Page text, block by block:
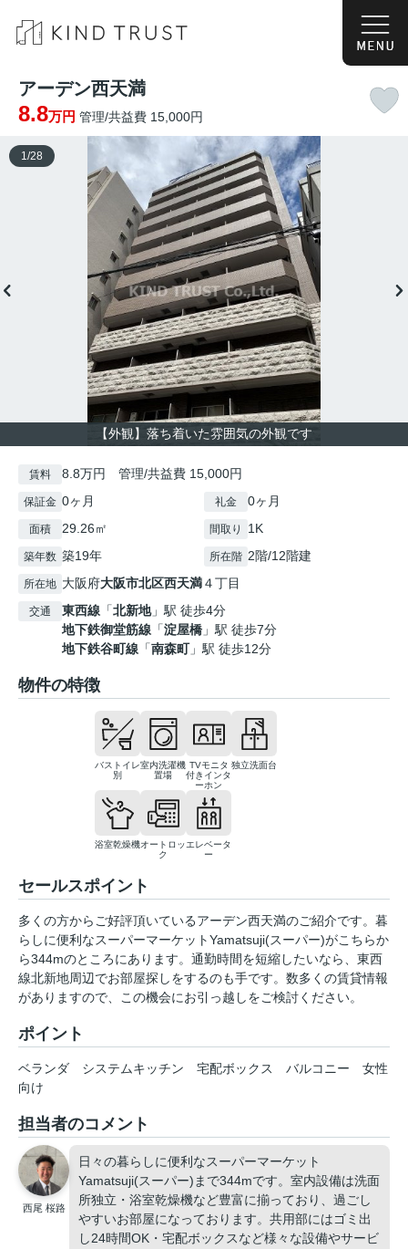
アーデン西天満
8.8万円 管理/共益費 15,000円
【外観】落ち着いた雰囲気の外観です
1 /28
賃料 8.8万円 管理/共益費 15,000円
保証金 0ヶ月 礼金 0ヶ月
面積 29.26㎡ 間取り 1K
築年数 築19年 所在階 2階/12階建
所在地 大阪府大阪市北区西天満４丁目
交通 東西線 「北新地」駅 徒歩4分
地下鉄御堂筋線 「淀屋橋 」駅 徒歩7分
地下鉄谷町線 「南森町」駅 徒歩12分
物件の特徴
バストイレ
別
室内洗濯機
置場
TVモニタ
付きインタ
ーホン
独立洗面台
浴室乾燥機オートロッ
ク
エレベータ
ー
セールスポイント
多くの方からご好評頂いているアーデン西天満のご紹介です。暮
らしに便利なスーパーマーケットYamatsuji(スーパー)がこちらか
ら344mのところにあります。通勤時間を短縮したいなら、東西
線北新地周辺でお部屋探しをするのも手です。数多くの賃貸情報
がありますので、この機会にお引っ越しをご検討ください。
ポイント
ベランダ システムキッチン 宅配ボックス バルコニー
女性
向け
担当者のコメント
西尾 桜路
日々の暮らしに便利なスーパーマーケット
Yamatsuji(スーパー)まで344mです。室内設備は洗面
所独立・浴室乾燥機など豊富に揃っており、過ごし
やすいお部屋になっております。共用部にはゴミ出
し24時間OK・宅配ボックスなど様々な設備やサービ